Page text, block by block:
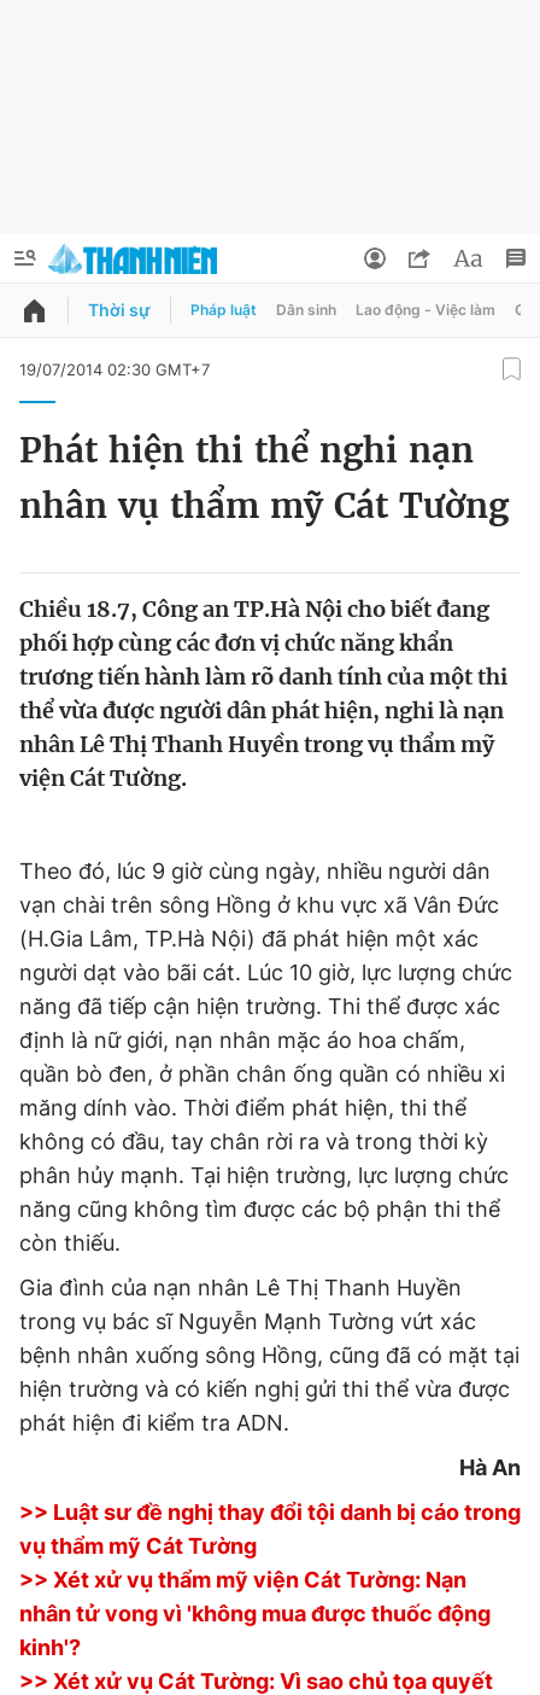
QUẢNG CÁO
Tin thị trường Tin 360
Video Magazine
Tiện ích Bạn cần biết
Thông tin tòa soạn Liên hệ quảng cáo
Đọc Thanh Niên trên điện thoại
Theo dõi báo trên
Hotline
0906 645 777
Liên hệ quảng cáo
0908 780 404
Đặt báo Quảng cáo RSS
Phó tổng biên tập thường trực: Hải Thành
Phó tổng biên tập: Lâm Hiếu Dũng
Phó tổng biên tập: Trần Việt Hưng
Tổng thư ký tòa soạn: Đức Trung
Giấy phép xuất bản số 110/GP - BTTTT cấp ngày 24.3.2020
© 2003-2026 Bản quyền thuộc về Báo Thanh Niên. Cấm sao
chép dưới mọi hình thức nếu không có sự chấp thuận bằng văn
bản. Phát triển bởi ePi Technologies, JSC.
Đổi mật khẩu
Tin đã lưu
Đăng xuất
Thời sự Pháp luật Dân sinh Lao động - Việc làm
19/07/2014 02:30 GMT+7
Phát hiện thi thể nghi nạn
nhân vụ thẩm mỹ Cát Tường
Chiều 18.7, Công an TP.Hà Nội cho biết đang
phối hợp cùng các đơn vị chức năng khẩn
trương tiến hành làm rõ danh tính của một thi
thể vừa được người dân phát hiện, nghi là nạn
nhân Lê Thị Thanh Huyền trong vụ thẩm mỹ
viện Cát Tường.
Theo đó, lúc 9 giờ cùng ngày, nhiều người dân
vạn chài trên sông Hồng ở khu vực xã Vân Đức
(H.Gia Lâm, TP.Hà Nội) đã phát hiện một xác
người dạt vào bãi cát. Lúc 10 giờ, lực lượng chức
năng đã tiếp cận hiện trường. Thi thể được xác
định là nữ giới, nạn nhân mặc áo hoa chấm,
quần bò đen, ở phần chân ống quần có nhiều xi
măng dính vào. Thời điểm phát hiện, thi thể
không có đầu, tay chân rời ra và trong thời kỳ
phân hủy mạnh. Tại hiện trường, lực lượng chức
năng cũng không tìm được các bộ phận thi thể
còn thiếu.
Gia đình của nạn nhân Lê Thị Thanh Huyền
trong vụ bác sĩ Nguyễn Mạnh Tường vứt xác
bệnh nhân xuống sông Hồng, cũng đã có mặt tại
hiện trường và có kiến nghị gửi thi thể vừa được
phát hiện đi kiểm tra ADN.
Hà An
>> Luật sư đề nghị thay đổi tội danh bị cáo trong
vụ thẩm mỹ Cát Tường
>> Xét xử vụ thẩm mỹ viện Cát Tường: Nạn
nhân tử vong vì 'không mua được thuốc động
kinh'?
>> Xét xử vụ Cát Tường: Vì sao chủ tọa quyết